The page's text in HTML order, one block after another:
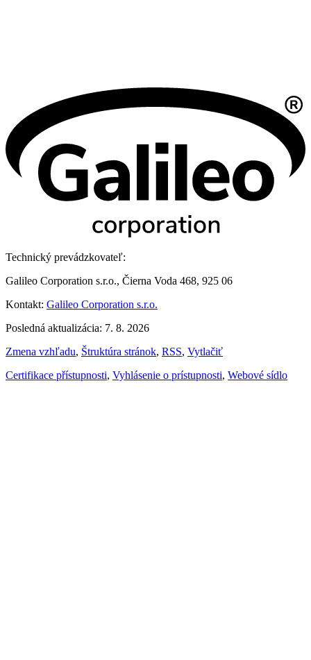
Technický prevádzkovateľ:
Galileo Corporation s.r.o., Čierna Voda 468, 925 06
Kontakt: Galileo Corporation s.r.o.
Posledná aktualizácia: 7. 8. 2026
Zmena vzhľadu, Štruktúra stránok, RSS, Vytlačiť
Certifikace přístupnosti, Vyhlásenie o prístupnosti, Webové sídlo